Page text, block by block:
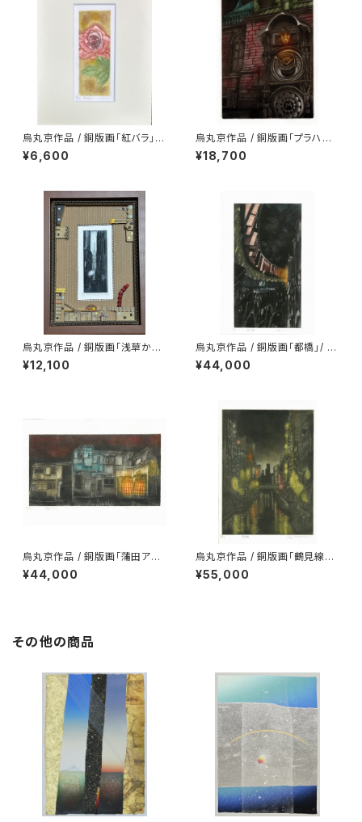
烏丸京作品 / 銅版画「紅バラ」/
シートのみ
¥6,600
烏丸京作品 / 銅版画「プラハの
天文時計」/ シートのみ
¥18,700
烏丸京作品 / 銅版画「浅草から
みたスカイツリー」/ 額付
¥12,100
烏丸京作品 / 銅版画「都橋」/ シ
ートのみ
¥44,000
烏丸京作品 / 銅版画「蒲田アパ
ート」/ シートのみ
¥44,000
烏丸京作品 / 銅版画「鶴見線国
道駅」/ シートのみ
¥55,000
その他の商品